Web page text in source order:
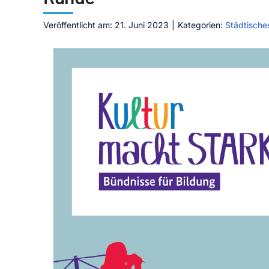
Veröffentlicht am: 21. Juni 2023 Kategorien: